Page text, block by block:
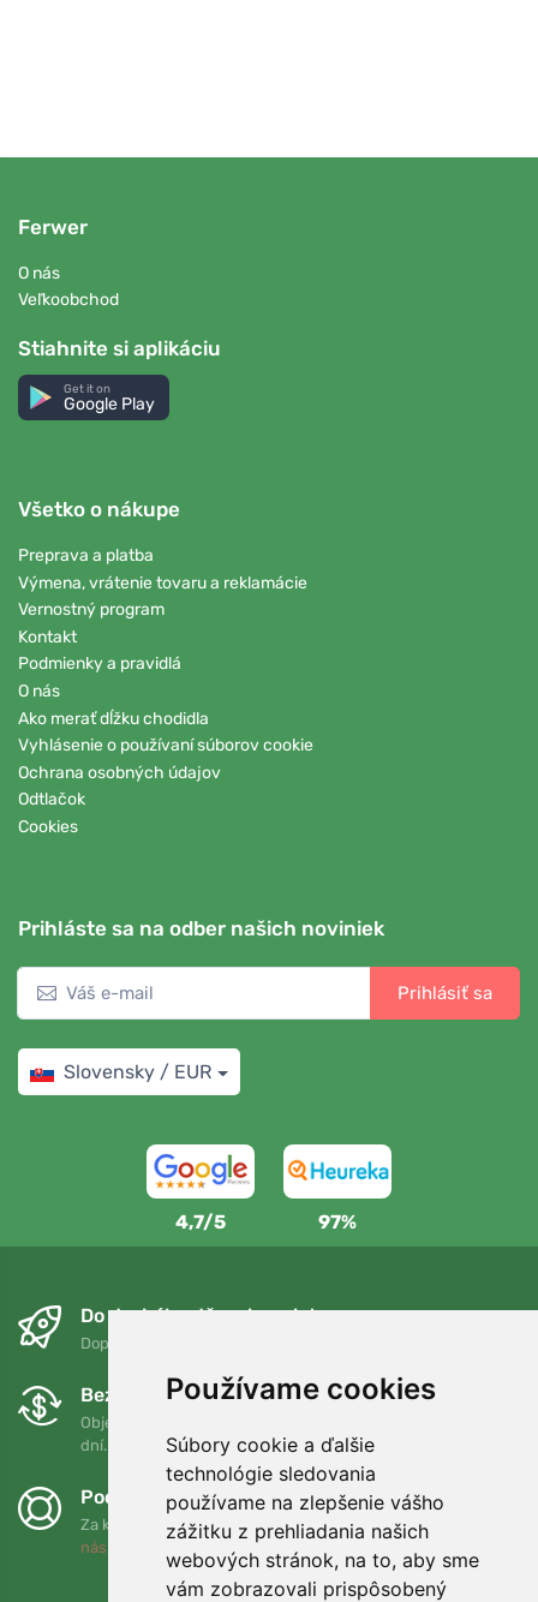
Používame cookies
Súbory cookie a ďalšie
technológie sledovania
používame na zlepšenie vášho
zážitku z prehliadania našich
webových stránok, na to, aby sme
vám zobrazovali prispôsobený
Ferwer
O nás
Veľkoobchod
Stiahnite si aplikáciu
Get it on
Google Play
Všetko o nákupe
Preprava a platba
Výmena, vrátenie tovaru a reklamácie
Vernostný program
Kontakt
Podmienky a pravidlá
O nás
Ako merať dĺžku chodidla
Vyhlásenie o používaní súborov cookie
Ochrana osobných údajov
Odtlačok
Cookies
Prihláste sa na odber našich noviniek
Prihlásiť sa
Slovensky / EUR
4,7/5 97%
Do druhého dňa a bezplatne
Doprava zadarmo pri objednávkach nad 75 EUR
Bezplatná výmena a vrátenie tovaru
Objednávku môžete kedykoľvek vrátiť alebo vymeniť do 90
dní.
Podporujeme Trees.org
Za každú objednávku zasadíme strom! Prečítajte si viac
nás